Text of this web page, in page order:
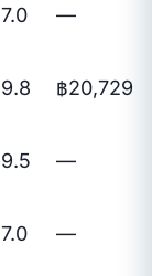
7.0 —
9.8 ฿20,729
9.5 —
7.0 —